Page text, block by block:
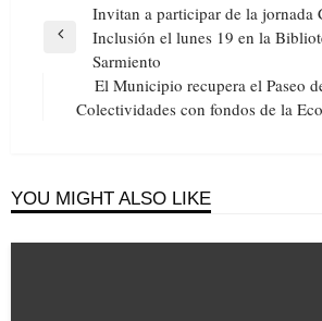
Navegación
de
entradas
Previous
Invitan a participar de la jornada
Inclusión el lunes 19 en la
Sarmiento
Next
El Municipio recupera el Paseo
Colectividades con fondos de la
YOU MIGHT ALSO LIKE